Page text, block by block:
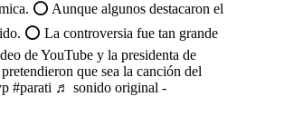
⭕ Aunque algunos destacaron el
⭕ La controversia fue tan grande
de YouTube y la presidenta de
que sea la canción del
#parati ♬ sonido original -